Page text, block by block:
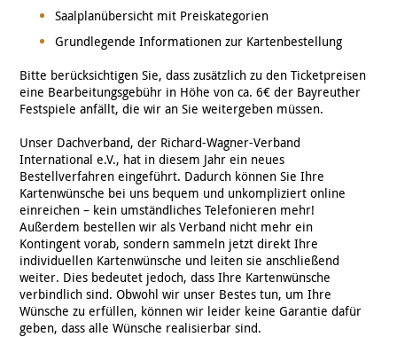
Saalplanübersicht mit Preiskategorien
Grundlegende Informationen zur Kartenbestellung
Bitte berücksichtigen Sie, dass zusätzlich zu den Ticketpreisen
eine Bearbeitungsgebühr in Höhe von ca. 6€ der Bayreuther
Festspiele anfällt, die wir an Sie weitergeben müssen.
Unser Dachverband, der Richard-Wagner-Verband
International e.V., hat in diesem Jahr ein neues
Bestellverfahren eingeführt. Dadurch können Sie Ihre
Kartenwünsche bei uns bequem und unkompliziert online
einreichen – kein umständliches Telefonieren mehr!
Außerdem bestellen wir als Verband nicht mehr ein
Kontingent vorab, sondern sammeln jetzt direkt Ihre
individuellen Kartenwünsche und leiten sie anschließend
weiter. Dies bedeutet jedoch, dass Ihre Kartenwünsche
verbindlich sind. Obwohl wir unser Bestes tun, um Ihre
Wünsche zu erfüllen, können wir leider keine Garantie dafür
geben, dass alle Wünsche realisierbar sind.